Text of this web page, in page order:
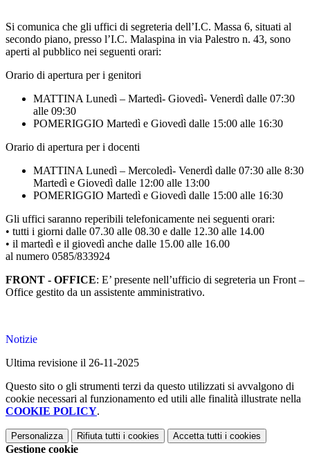
Si comunica che gli uffici di segreteria dell’I.C. Massa 6, situati al
secondo piano, presso l’I.C. Malaspina in via Palestro n. 43, sono
aperti al pubblico nei seguenti orari:
Orario di apertura per i genitori
MATTINA Lunedì – Martedì- Giovedì- Venerdì dalle 07:30
alle 09:30
POMERIGGIO Martedì e Giovedì dalle 15:00 alle 16:30
Orario di apertura per i docenti
MATTINA Lunedì – Mercoledì- Venerdì dalle 07:30 alle 8:30
Martedì e Giovedì dalle 12:00 alle 13:00
POMERIGGIO Martedì e Giovedì dalle 15:00 alle 16:30
Gli uffici saranno reperibili telefonicamente nei seguenti orari:
• tutti i giorni dalle 07.30 alle 08.30 e dalle 12.30 alle 14.00
• il martedì e il giovedì anche dalle 15.00 alle 16.00
al numero 0585/833924
FRONT - OFFICE: E’ presente nell’ufficio di segreteria un Front –
Office gestito da un assistente amministrativo.
Notizie
Ultima revisione il 26-11-2025
Questo sito o gli strumenti terzi da questo utilizzati si avvalgono di
cookie necessari al funzionamento ed utili alle finalità illustrate nella
COOKIE POLICY.
Personalizza Rifiuta tutti i cookies Accetta tutti i cookies
Gestione cookie